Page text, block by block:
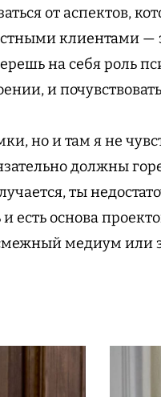
от аспектов,
клиентами —
на себя роль
и
но и там я не
должны
ты
есть основа
медиум или